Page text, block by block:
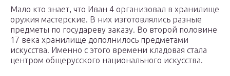
Мало кто знает, что Иван 4 организовал в хранилище
оружия мастерские. В них изготовлялись разные
предметы по государеву заказу. Во второй половине
17 века хранилище дополнилось предметами
искусства. Именно с этого времени кладовая стала
центром общерусского национального искусства.